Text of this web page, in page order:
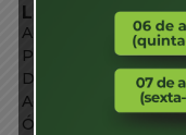
LINKS EXTERNOS
Agência de Notícias
Portal de Serviços
Diário Oficial
Acesso à Informação
Órgãos do Governo